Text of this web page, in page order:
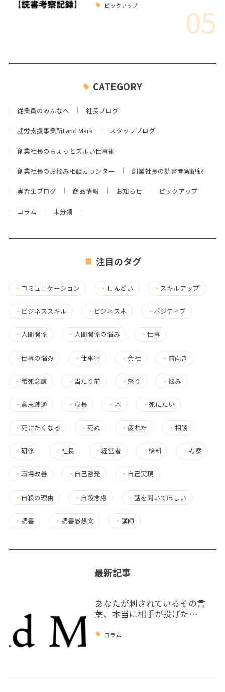
ピックアップ 05
CATEGORY
従業員のみんなへ 社長ブログ
就労支援事業所Land Mark スタッフブログ
創業社長のちょっとズルい仕事術
創業社長のお悩み相談カウンター 創業社長の読書考察記録
実習生ブログ 商品情報 お知らせ ピックアップ
コラム 未分類
注目のタグ
・ コミュニケーション ・ しんどい ・ スキルアップ
・ ビジネススキル ・ ビジネス本 ・ ポジティブ
・ 人間関係 ・ 人間関係の悩み ・仕事
・ 仕事の悩み ・仕事術 ・会社 ・ 前向き
・ 希死念慮 ・ 当たり前 ・怒り ・ 悩み
・ 意思疎通 ・成長 ・本 ・ 死にたい
・ 死にたくなる ・死ぬ ・疲れた ・ 相談
・ 研修 ・社長 ・経営者 ・ 給料 ・ 考察
・ 職場改善 ・ 自己啓発 ・ 自己実現
・ 自殺の理由 ・ 自殺念慮 ・話を聞いてほしい
・ 読書 ・読書感想文 ・ 講師
最新記事
あなたが刺されているその言
葉、本当に相手が投げた…
コラム